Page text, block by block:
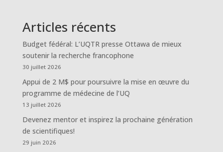
Articles récents
Budget fédéral: L’UQTR presse Ottawa de mieux
soutenir la recherche francophone
30 juillet 2026
Appui de 2 M$ pour poursuivre la mise en œuvre du
programme de médecine de l’UQ
13 juillet 2026
Devenez mentor et inspirez la prochaine génération
de scientifiques!
29 juin 2026